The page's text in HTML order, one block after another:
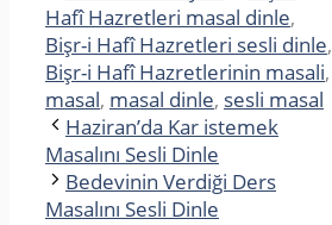
Hafî Hazretleri masal dinle,
Bişr-i Hafî Hazretleri sesli dinle,
Bişr-i Hafî Hazretlerinin masali,
masal, masal dinle, sesli masal
Haziran’da Kar istemek
Masalını Sesli Dinle
Bedevinin Verdiği Ders
Masalını Sesli Dinle